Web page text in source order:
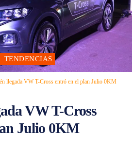
TENDENCIAS
llegada VW T-Cross entró en el plan Julio 0KM
VW T-Cross
Julio 0KM